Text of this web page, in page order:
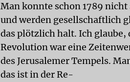
Man konnte schon 1789
und werden gesellschaftlich
das plötzlich halt. Ich glaube,
Revolution war eine
des Jerusalemer Tempels.
das ist in der Re-